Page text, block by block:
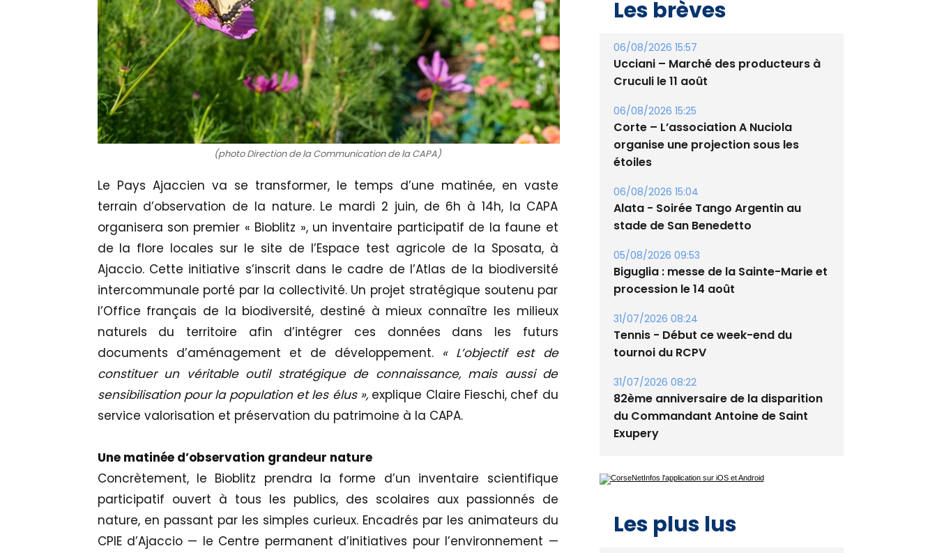
(photo Direction de la Communication de la CAPA)
Le Pays Ajaccien va se transformer, le temps d’une matinée, en vaste
terrain d’observation de la nature. Le mardi 2 juin, de 6h à 14h, la CAPA
organisera son premier « Bioblitz », un inventaire participatif de la faune et
de la flore locales sur le site de l’Espace test agricole de la Sposata, à
Ajaccio. Cette initiative s’inscrit dans le cadre de l’Atlas de la biodiversité
intercommunale porté par la collectivité. Un projet stratégique soutenu par
l’Office français de la biodiversité, destiné à mieux connaître les milieux
naturels du territoire afin d’intégrer ces données dans les futurs
documents d’aménagement et de développement. « L’objectif est de
constituer un véritable outil stratégique de connaissance, mais aussi de
sensibilisation pour la population et les élus »,explique Claire Fieschi, chef du
service valorisation et préservation du patrimoine à la CAPA.
Une matinée d’observation grandeur nature
Concrètement, le Bioblitz prendra la forme d’un inventaire scientifique
participatif ouvert à tous les publics, des scolaires aux passionnés de
nature, en passant par les simples curieux. Encadrés par les animateurs du
CPIE d’Ajaccio — le Centre permanent d’initiatives pour l’environnement —
Les brèves
06/08/2026 15:57
Ucciani – Marché des producteurs à
Cruculi le 11 août
06/08/2026 15:25
Corte – L’association A Nuciola
organise une projection sous les
étoiles
06/08/2026 15:04
Alata - Soirée Tango Argentin au
stade de San Benedetto
05/08/2026 09:53
Biguglia : messe de la Sainte-Marie et
procession le 14 août
31/07/2026 08:24
Tennis - Début ce week-end du
tournoi du RCPV
31/07/2026 08:22
82ème anniversaire de la disparition
du Commandant Antoine de Saint
Exupery
Les plus lus